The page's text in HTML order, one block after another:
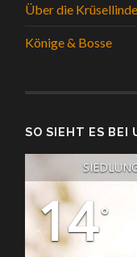
Über die Krüsellinde
Könige & Bosse
SO SIEHT ES BEI
14°